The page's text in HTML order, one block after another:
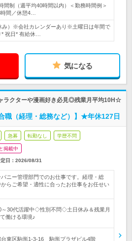
間制（週平均40時間以内）＜勤務時間例＞
間／休憩4…
み）※会社カレンダーあり※土曜日は年間で
祝日* 有給休…
気になる
ラクターや漫画好き必見◎残業月平均10H☆
職（経理・総務など）】★年休127日
急募 転勤なし 学歴不問
掲載中
日： 2026/08/31
ニー管理部門でのお仕事です。経理・総
らご希望・適性に合ったお仕事をお任せい
～30代活躍中◇性別不問◇土日休み＆残業月
働ける環境♪
台東区駒形1-3-16 駒形プラザビル4階